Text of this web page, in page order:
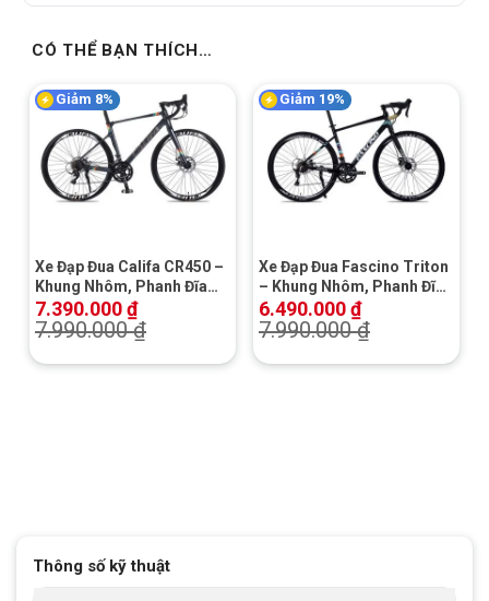
CÓ THỂ BẠN THÍCH…
Giảm 8%
Xe Đạp Đua Califa CR450 –
Khung Nhôm, Phanh Đĩa
Cơ
7.390.000₫
7.990.000₫
Giảm 19%
Xe Đạp Đua Fascino Triton
– Khung Nhôm, Phanh Đĩa
Cơ
6.490.000₫
7.990.000₫
Thông số kỹ thuật